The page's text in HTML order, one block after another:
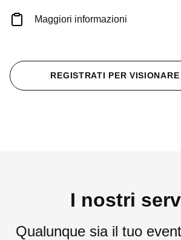
Maggiori informazioni
REGISTRATI PER
I nostri
Qualunque sia il tuo